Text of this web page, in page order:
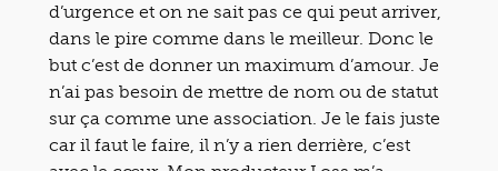
d’urgence et on ne sait pas ce qui peut arriver,
dans le pire comme dans le meilleur. Donc le
but c’est de donner un maximum d’amour. Je
n’ai pas besoin de mettre de nom ou de statut
sur ça comme une association. Je le fais juste
car il faut le faire, il n’y a rien derrière, c’est